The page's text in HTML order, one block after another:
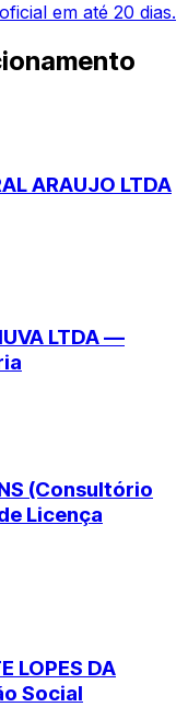
em até 20 dias.
ARAUJO LTDA
LTDA —
(Consultório
Licença
LOPES DA
Social